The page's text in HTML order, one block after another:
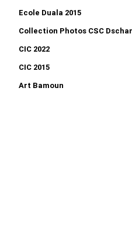
Ecole Duala 2015
Collection Photos CSC
CIC 2022
CIC 2015
Art Bamoun